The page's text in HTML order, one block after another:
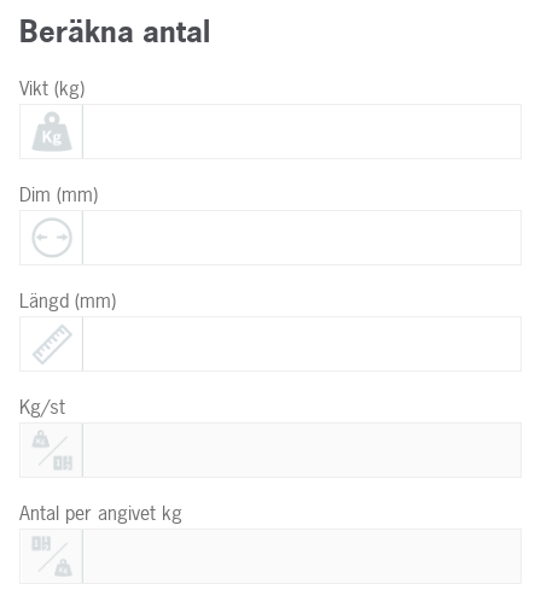
Beräkna antal
Vikt (kg)
Dim (mm)
Längd (mm)
Kg/st
Antal per angivet kg